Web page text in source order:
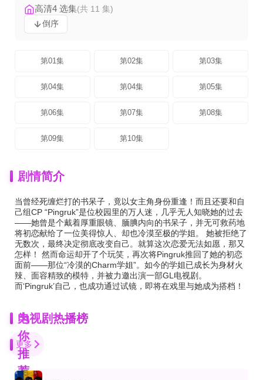
高清4 选集(共 11 集)
倒序
第01集 第02集 第03集
第04集 第04集 第05集
第06集 第07集 第08集
第09集 第10集
剧情简介
当曾经死缠烂打的书呆子，竟以女主角身份重逢！而且还要和自
己组CP “Pingruk”是位校园里的万人迷，几乎无人知晓她的过去
——她曾是个戴着厚重眼镜、腼腆内向的书呆子，并无可救药地
将初恋献给了一位美得惊人、却也冷漠至极的学姐。 她被拒绝了
无数次，最终决定彻底改变自己。就算这次恋爱无法如愿，那又
怎样！ 然而命运却开了个玩笑，再次将Pingruk推回了她的初恋
面前——那位“冷漠的Charm学姐”。如今的学姐已成长为身材火
辣、面容精致的模特，并被力邀出演一部GL电视剧。
而‘Pingruk’自己，也成功通过试镜，即将在戏里与她成为搭档！
为
你
推
荐
电视剧热播榜
更多